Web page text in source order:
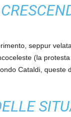
seppur
(la
Cataldi, queste